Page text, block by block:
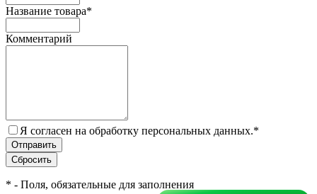
Название товара*
Комментарий
Я согласен на обработку персональных данных.*
* - Поля, обязательные для заполнения